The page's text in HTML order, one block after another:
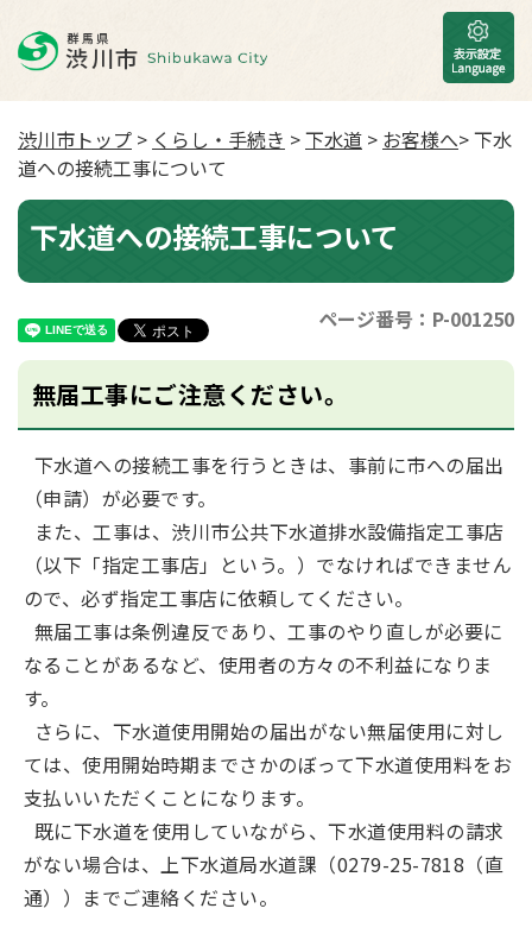
渋川市トップ > くらし・手続き >下水道 > お客様へ> 下水
道への接続工事について
下水道への接続工事について
ページ番号：P-001250
無届工事にご注意ください。
下水道への接続工事を行うときは、事前に市への届出
（申請）が必要です。
また、工事は、渋川市公共下水道排水設備指定工事店
（以下「指定工事店」という。）でなければできません
ので、必ず指定工事店に依頼してください。
無届工事は条例違反であり、工事のやり直しが必要に
なることがあるなど、使用者の方々の不利益になりま
す。
さらに、下水道使用開始の届出がない無届使用に対し
ては、使用開始時期までさかのぼって下水道使用料をお
支払いいただくことになります。
既に下水道を使用していながら、下水道使用料の請求
がない場合は、上下水道局水道課（0279-25-7818（直
通））までご連絡ください。